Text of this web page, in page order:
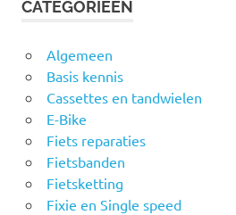
CATEGORIEËN
Algemeen
Basis kennis
Cassettes en tandwielen
E-Bike
Fiets reparaties
Fietsbanden
Fietsketting
Fixie en Single speed